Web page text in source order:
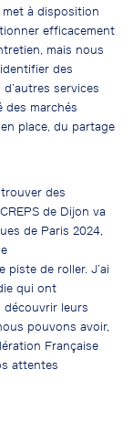
à disposition
efficacement
mais nous
des
services
des marchés
place, du partage
des
de Dijon va
de Paris 2024,
piste de roller. J’ai
qui ont
découvrir leurs
pouvons avoir,
Française
attentes